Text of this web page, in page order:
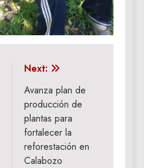
Next:
Avanza plan de
producción de
plantas para
fortalecer la
reforestación en
Calabozo